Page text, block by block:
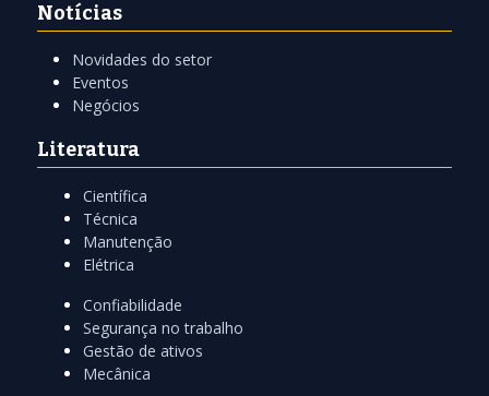
Notícias
Novidades do setor
Eventos
Negócios
Literatura
Científica
Técnica
Manutenção
Elétrica
Confiabilidade
Segurança no trabalho
Gestão de ativos
Mecânica